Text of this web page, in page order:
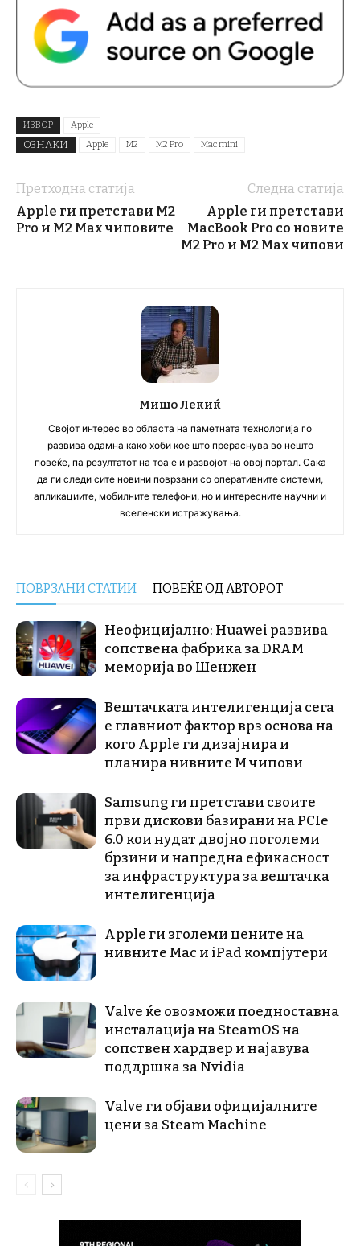
ИЗВОР Apple
ОЗНАКИ Apple M2 M2 Pro Mac mini
Претходна статија
Apple ги претстави M2
Pro и М2 Max чиповите
Следна статија
Apple ги претстави
MacBook Pro со новите
M2 Pro и M2 Max чипови
Мишо Лекиќ
Својот интерес во областа на паметната технологија го
развива одамна како хоби кое што прераснува во нешто
повеќе, па резултатот на тоа е и развојот на овој портал. Сака
да ги следи сите новини поврзани со оперативните системи,
апликациите, мобилните телефони, но и интересните научни и
вселенски истражувања.
ПОВРЗАНИ СТАТИИ ПОВЕЌЕ ОД АВТОРОТ
Неофицијално: Huawei развива
сопствена фабрика за DRAM
меморија во Шенжен
Вештачката интелигенција сега
е главниот фактор врз основа на
кого Apple ги дизајнира и
планира нивните М чипови
Samsung ги претстави своите
први дискови базирани на PCIe
6.0 кои нудат двојно поголеми
брзини и напредна ефикасност
за инфраструктура за вештачка
интелигенција
Apple ги зголеми цените на
нивните Mac и iPad компјутери
Valve ќе овозможи поедноставна
инсталација на SteamOS на
сопствен хардвер и најавува
поддршка за Nvidia
Valve ги објави официјалните
цени за Steam Machine